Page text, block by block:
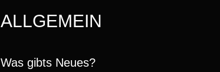
ALLGEMEIN
Was gibts Neues?